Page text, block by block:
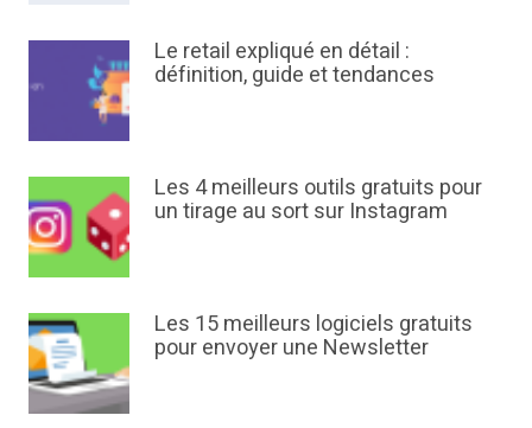
Le retail expliqué en détail :
définition, guide et tendances
Les 4 meilleurs outils gratuits pour
un tirage au sort sur Instagram
Les 15 meilleurs logiciels gratuits
pour envoyer une Newsletter